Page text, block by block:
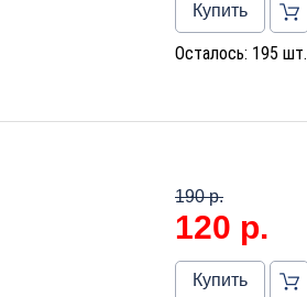
Купить
Осталось: 195 шт.
190 р.
120 р.
Купить